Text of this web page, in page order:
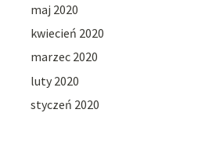
maj 2020
kwiecień 2020
marzec 2020
luty 2020
styczeń 2020